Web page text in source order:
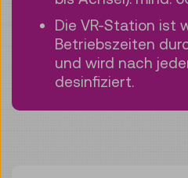
Die VR-Station ist
Betriebszeiten
und wird nach
desinfiziert.